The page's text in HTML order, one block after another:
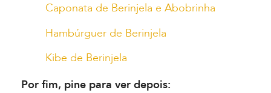
Caponata de Berinjela e Abobrinha
Hambúrguer de Berinjela
Kibe de Berinjela
Por fim, pine para ver depois: